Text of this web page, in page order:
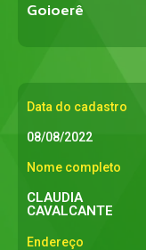
Goioerê
Data do cadastro
08/08/2022
Nome completo
CLAUDIA
CAVALCANTE
Endereço